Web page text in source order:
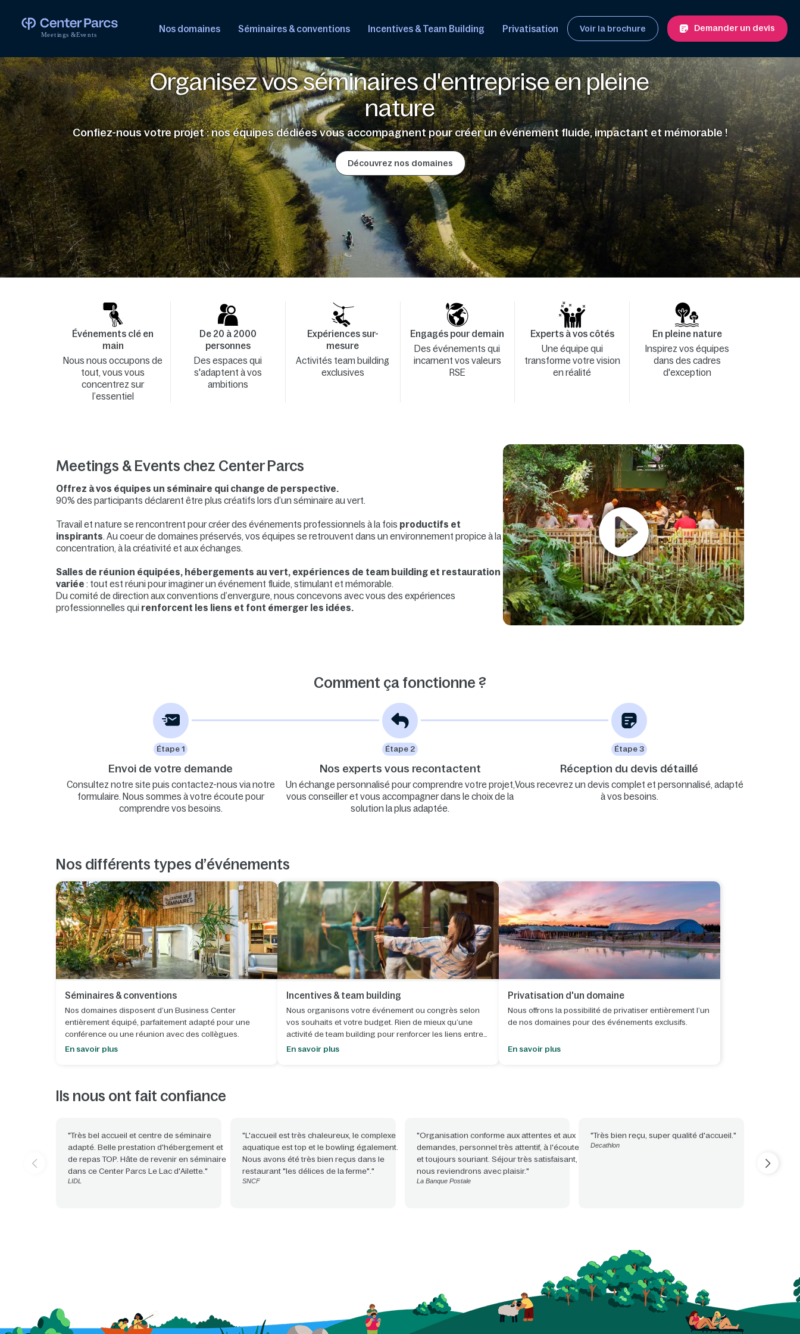
Meetings &Events
Nos domaines Séminaires & conventions Incentives & Team Building Privatisation Voir la brochure Demander un devis
Organisez vos séminaires d'entreprise en pleine
nature
Confiez-nous votre projet : nos équipes dédiées vous accompagnent pour créer un événement fluide, impactant et mémorable !
Découvrez nos domaines
Événements clé en
main
Nous nous occupons de
tout, vous vous
concentrez sur
l’essentiel
De 20 à 2000
personnes
Des espaces qui
s'adaptent à vos
ambitions
Expériences sur-
mesure
Activités team building
exclusives
Engagés pour demain
Des événements qui
incarnent vos valeurs
RSE
Experts à vos côtés
Une équipe qui
transforme votre vision
en réalité
En pleine nature
Inspirez vos équipes
dans des cadres
d'exception
Meetings & Events chez Center Parcs
Offrez à vos équipes un séminaire qui change de perspective.
90% des participants déclarent être plus créatifs lors d’un séminaire au vert.
Travail et nature se rencontrent pour créer des événements professionnels à la fois productifs et
inspirants. Au coeur de domaines préservés, vos équipes se retrouvent dans un environnement propice à la
concentration, à la créativité et aux échanges.
Salles de réunion équipées, hébergements au vert, expériences de team building et restauration
variée : tout est réuni pour imaginer un événement fluide, stimulant et mémorable.
Du comité de direction aux conventions d’envergure, nous concevons avec vous des expériences
professionnelles qui renforcent les liens et font émerger les idées.
Comment ça fonctionne ?
Étape 1
Envoi de votre demande
Consultez notre site puis contactez-nous via notre
formulaire. Nous sommes à votre écoute pour
comprendre vos besoins.
Étape 2
Nos experts vous recontactent
Un échange personnalisé pour comprendre votre projet,
vous conseiller et vous accompagner dans le choix de la
solution la plus adaptée.
Étape 3
Réception du devis détaillé
Vous recevrez un devis complet et personnalisé, adapté
à vos besoins.
Nos différents types d’événements
Séminaires & conventions
Nos domaines disposent d’un Business Center
entièrement équipé, parfaitement adapté pour une
conférence ou une réunion avec des collègues.
En savoir plus
Incentives & team building
Nous organisons votre événement ou congrès selon
vos souhaits et votre budget. Rien de mieux qu’une
activité de team building pour renforcer les liens entre
collègues.
En savoir plus
Privatisation d'un domaine
Nous offrons la possibilité de privatiser entièrement l’un
de nos domaines pour des événements exclusifs.
En savoir plus
Ils nous ont fait confiance
"Très bel accueil et centre de séminaire
adapté. Belle prestation d'hébergement et
de repas TOP. Hâte de revenir en séminaire
dans ce Center Parcs Le Lac d'Ailette."
LIDL
"L'accueil est très chaleureux, le complexe
aquatique est top et le bowling également.
Nous avons été très bien reçus dans le
restaurant "les délices de la ferme"."
SNCF
"Organisation conforme aux attentes et aux
demandes, personnel très attentif, à l'écoute
et toujours souriant. Séjour très satisfaisant,
nous reviendrons avec plaisir."
La Banque Postale
"Très bien reçu, super qualité d'accueil."
Decathlon
WE ARE